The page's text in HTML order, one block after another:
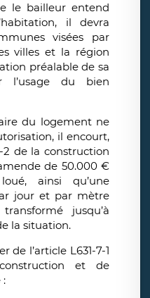
le bailleur entend
il devra
visées par
villes et la région
préalable de sa
l’usage du bien
du logement ne
il encourt,
2 de la construction
de 50.000 €
ainsi qu’une
jour et par mètre
jusqu’à
la situation.
de l’article L631-7-1
et de
: